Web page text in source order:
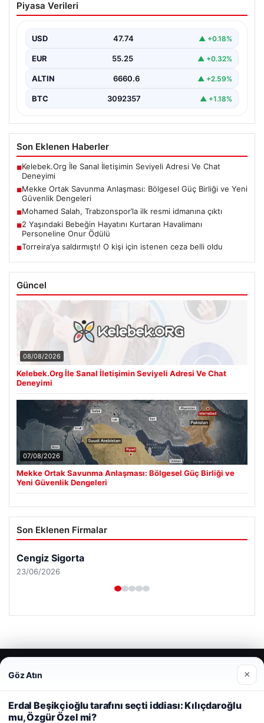
Bölgesel Güç Birliği ve Yeni Güvenlik
Türkiye, Suudi Arabistan ve Pakistan arasında yapılan
bölgesel…
Piyasa Verileri
USD 47.74 ▲ +0.18%
EUR 55.25 ▲ +0.32%
ALTIN 6660.6 ▲ +2.59%
BTC 3092357 ▲ +1.18%
Son Eklenen Haberler
■Kelebek.Org İle Sanal İletişimin Seviyeli Adresi Ve Chat
Deneyimi
■Mekke Ortak Savunma Anlaşması: Bölgesel Güç Birliği ve Yeni
Güvenlik Dengeleri
■Mohamed Salah, Trabzonspor’la ilk resmi idmanına çıktı
■2 Yaşındaki Bebeğin Hayatını Kurtaran Havalimanı
Personeline Onur Ödülü
■Torreira’ya saldırmıştı! O kişi için istenen ceza belli oldu
Güncel
08/08/2026
Kelebek.Org İle Sanal İletişimin Seviyeli Adresi Ve Chat
Deneyimi
07/08/2026
Mekke Ortak Savunma Anlaşması: Bölgesel Güç Birliği ve
Yeni Güvenlik Dengeleri
Son Eklenen Firmalar
Cengiz Sigorta
23/06/2026
Web sitemizi nasıl kullandığınızı daha iyi anlayabilmek,
deneyiminizi kişiselleştirmek ve geliştirmek amacıyla çerezler
kullanıyoruz.
Çerez Politikamız
Reddet Kabul Et
Göz Atın ×
Erdal Beşikçioğlu tarafını seçti iddiası: Kılıçdaroğlu
mu, Özgür Özel mi?
Tercüme Bürosu|Malta Dil Okulu|lemagrup.com.tr
escort
escort
escort
escortescort
escort
giriş